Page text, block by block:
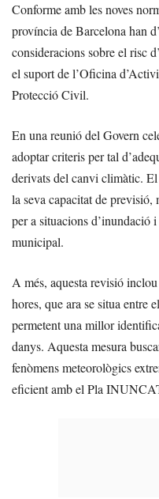
Conforme amb les noves
província de Barcelona han
consideracions sobre el risc
el suport de l’Oficina
Protecció Civil.
En una reunió del Govern
adoptar criteris per tal
derivats del canvi climàtic.
la seva capacitat de
per a situacions d’inundació
municipal.
A més, aquesta revisió
hores, que ara se situa entre
permetent una millor
danys. Aquesta mesura
fenòmens meteorològics
eficient amb el Pla